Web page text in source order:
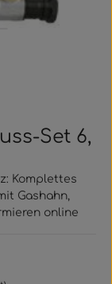
Set 6,
Komplettes
Gashahn,
online